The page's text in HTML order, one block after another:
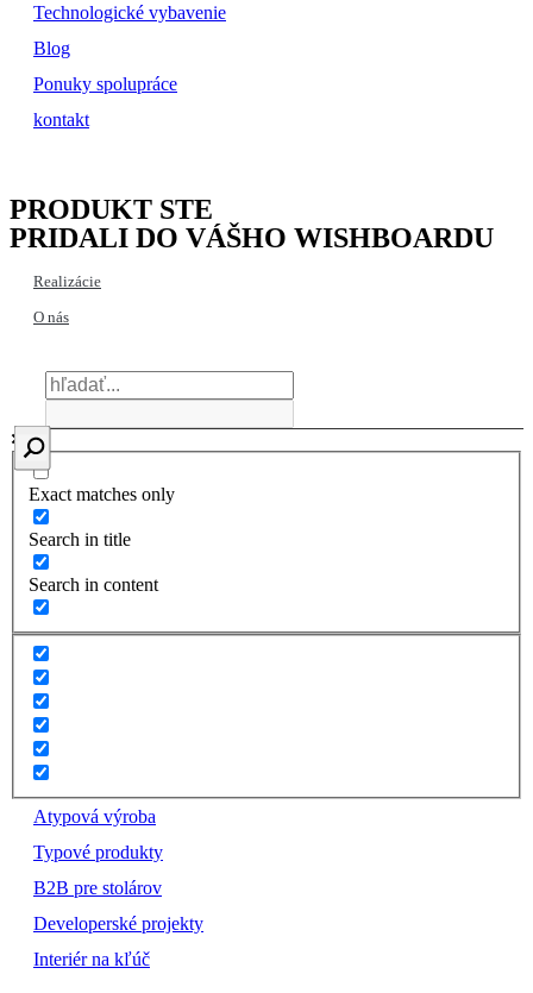
Technologické vybavenie
Blog
Ponuky spolupráce
kontakt
PRODUKT STE
PRIDALI DO VÁŠHO WISHBOARDU
Realizácie
O nás
Exact matches only
Search in title
Search in content
Atypová výroba
Typové produkty
B2B pre stolárov
Developerské projekty
Interiér na kľúč